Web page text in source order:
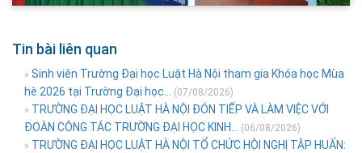
Tin bài liên quan
» Sinh viên Trường Đại học Luật Hà Nội tham gia Khóa học Mùa
hè 2026 tại Trường Đại học...
(07/08/2026)
» TRƯỜNG ĐẠI HỌC LUẬT HÀ NỘI ĐÓN TIẾP VÀ LÀM VIỆC VỚI
ĐOÀN CÔNG TÁC TRƯỜNG ĐẠI HỌC KINH...
(06/08/2026)
» TRƯỜNG ĐẠI HỌC LUẬT HÀ NỘI TỔ CHỨC HỘI NGHỊ TẬP HUẤN: